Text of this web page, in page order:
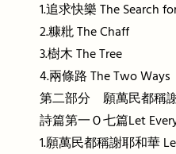
1.追求快樂 The Search
2.糠粃 The Chaff
3.樹木 The Tree
4.兩條路 The Two Ways
第二部分 願萬民都稱
詩篇第一Ｏ七篇Let
1.願萬民都稱謝耶和華